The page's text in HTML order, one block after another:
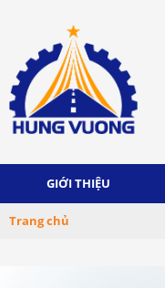
GIỚI THIỆU
Trang chủ